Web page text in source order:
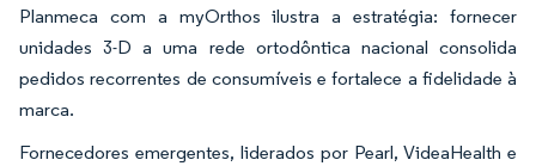
Planmeca com a myOrthos ilustra a estratégia: fornecer
unidades 3-D a uma rede ortodôntica nacional consolida
pedidos recorrentes de consumíveis e fortalece a fidelidade à
marca.
Fornecedores emergentes, liderados por Pearl, VideaHealth e